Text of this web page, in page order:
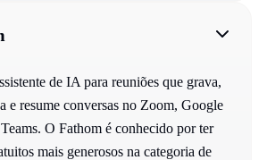
de IA para reuniões que grava,
e resume conversas no Zoom, Google
O Fathom é conhecido por ter
mais generosos na categoria de